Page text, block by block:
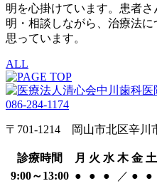
明を心掛けています。患者
明・相談しながら、治療法
思っています。
ALL
086-284-1174
〒701-1214 岡山市北区辛川
診療時間 月 火 水 木 金 土
9:00～13:00 ● ● ● ／ ● ●